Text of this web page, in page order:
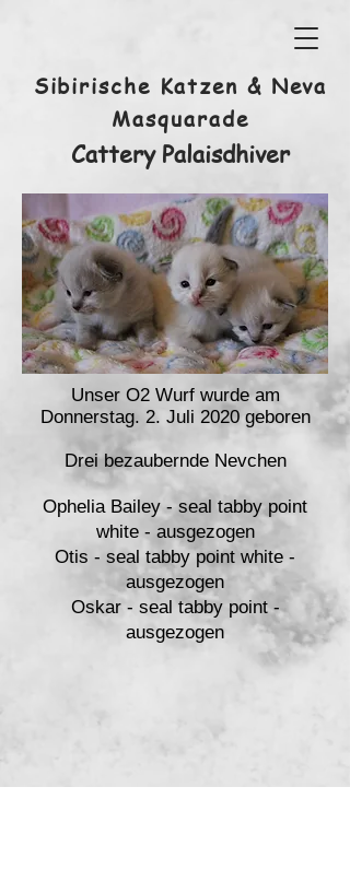
Sibirische Katzen & Neva
Masquarade
Cattery Palaisdhiver
Unser O2 Wurf wurde am
Donnerstag. 2. Juli 2020 geboren
Drei bezaubernde Nevchen
Ophelia Bailey - seal tabby point
white - ausgezogen
Otis - seal tabby point white -
ausgezogen
Oskar - seal tabby point -
ausgezogen